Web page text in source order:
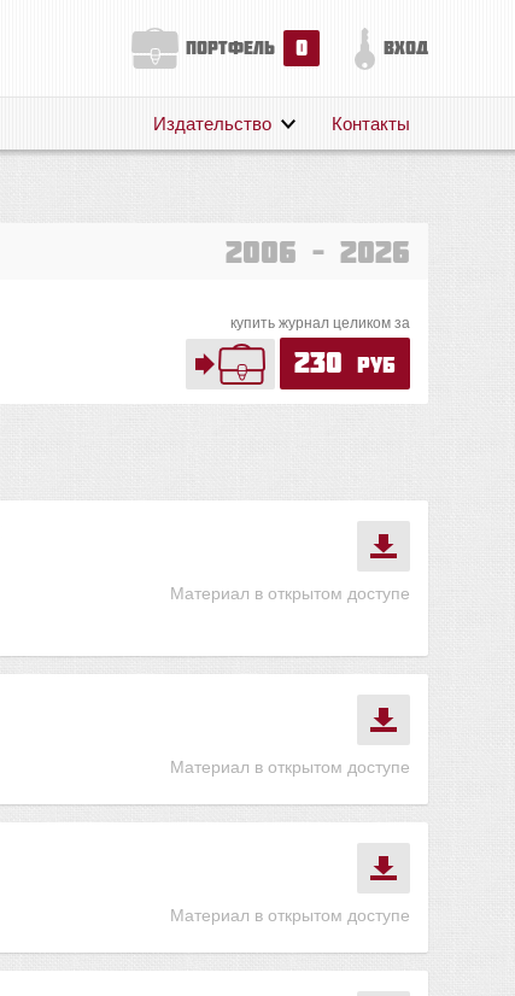
портфель 0 вход
Поддержка
Издательство Контакты
2006 – 2026
купить журнал целиком за
230 руб
Материал в открытом доступе
Материал в открытом доступе
Материал в открытом доступе